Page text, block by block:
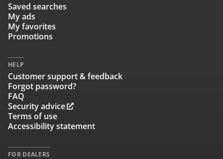
Saved searches
My ads
My favorites
Promotions
HELP
Customer support & feedback
Forgot password?
FAQ
Security advice
Terms of use
Accessibility statement
FOR DEALERS